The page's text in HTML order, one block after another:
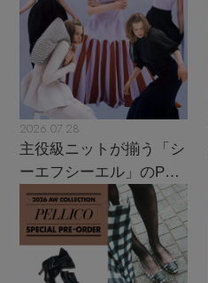
2026.07.28
主役級ニットが揃う「シ
ーエフシーエル」のPOP
UPがスタート